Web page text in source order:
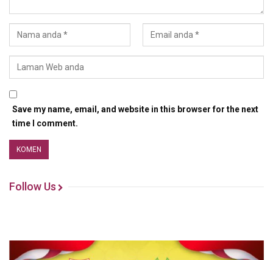
Save my name, email, and website in this browser for the next
time I comment.
Follow Us